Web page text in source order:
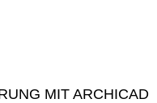
MIT ARCHICAD